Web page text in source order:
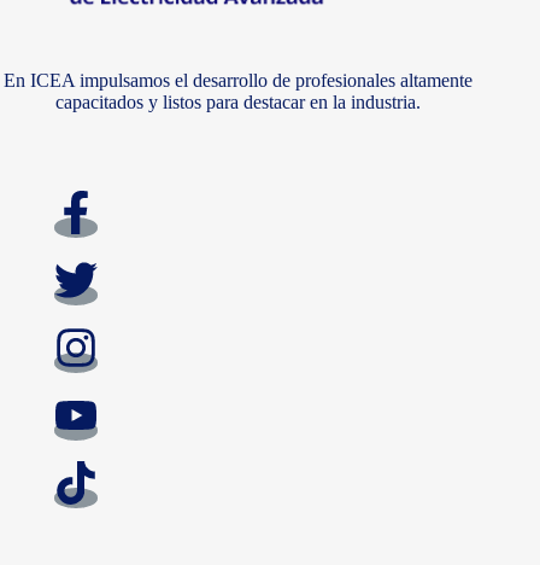
En ICEA impulsamos el desarrollo de profesionales altamente
capacitados y listos para destacar en la industria.